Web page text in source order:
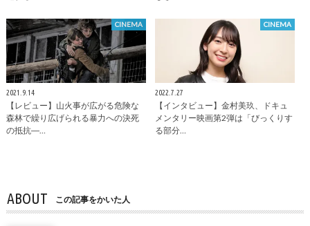
CINEMA
2021.9.14
【レビュー】山火事が広がる危険な
森林で繰り広げられる暴力への決死
の抵抗―…
CINEMA
2022.7.27
【インタビュー】金村美玖、ドキュ
メンタリー映画第2弾は「びっくりす
る部分…
ABOUT この記事をかいた人